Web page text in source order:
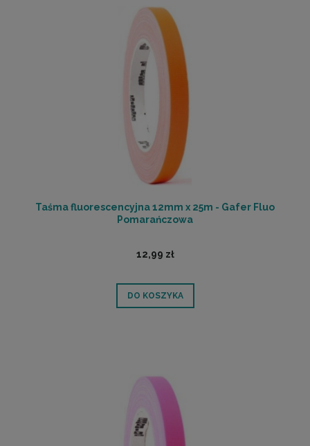
Taśma fluorescencyjna 12mm x 25m - Gafer Fluo
Pomarańczowa
12,99 zł
DO KOSZYKA